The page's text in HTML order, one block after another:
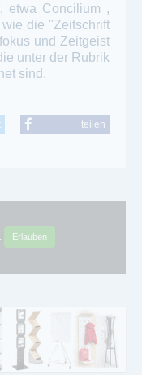
etwa Concilium ,
die "Zeitschrift
und Zeitgeist
unter der Rubrik
sind.
teilen
Erlauben